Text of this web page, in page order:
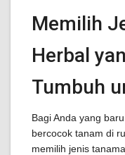
Memilih
Herbal
Tumbuh
Bagi Anda yang
bercocok tanam di
memilih jenis